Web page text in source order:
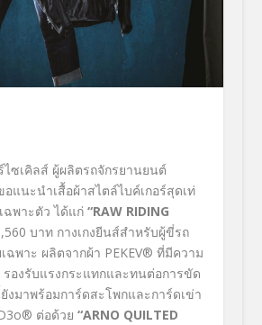
ไซเคิลส์ ผู้ผลิตรถจักรยานยนต์
แนะนำเสื้อผ้าสไตล์ไบค์เกอร์สุดเท่
ฉพาะตัว ได้แก่ “RAW RIDING
บาท กางเกงยีนส์สำหรับผู้ขี่รถ
ฉพาะ ผลิตจากผ้า PEKEV® ที่มีความ
องรับแรงกระแทกและทนต่อการขัด
งมาพร้อมการ์ดสะโพกและการ์ดเข่า
ต่อด้วย “ARNO QUILTED